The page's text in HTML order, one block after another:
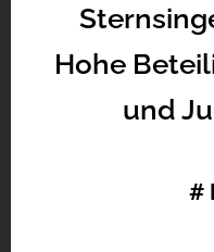
Hohe
und
#